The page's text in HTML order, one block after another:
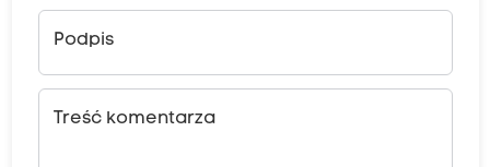
Podpis
Treść komentarza